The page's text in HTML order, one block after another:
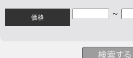
価格 ～